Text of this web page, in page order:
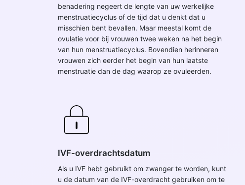
benadering negeert de lengte van uw werkelijke
menstruatiecyclus of de tijd dat u denkt dat u
misschien bent bevallen. Maar meestal komt de
ovulatie voor bij vrouwen twee weken na het begin
van hun menstruatiecyclus. Bovendien herinneren
vrouwen zich eerder het begin van hun laatste
menstruatie dan de dag waarop ze ovuleerden.
IVF-overdrachtsdatum
Als u IVF hebt gebruikt om zwanger te worden, kunt
u de datum van de IVF-overdracht gebruiken om te